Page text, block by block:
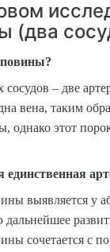
(два
– две
вена, таким
однако этот
единственная
выявляется
дальнейшее
сочетается с